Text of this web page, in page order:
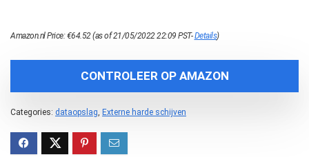
Amazon.nl Price:€64.52 (as of 21/05/2022 22:09 PST-Details)
CONTROLEER OP AMAZON
Categories: dataopslag Externe harde schijven